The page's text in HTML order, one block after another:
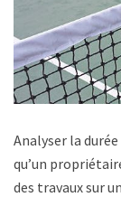
Analyser la
qu’un
des travaux sur